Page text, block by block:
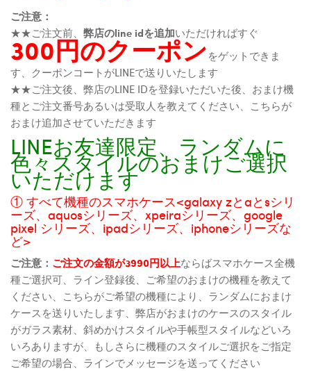
ご注意：
★★ご注文前、 弊店のline idを追加いただければすぐ
300円のクーポンをゲットできま
す、クーポンコートがLINEで送りいたします
★★ご注文後、弊店のLINE IDを登録いただいた後、おまけ機
種とご注文番号あるいは受取人を教えてください、こちらが
おまけ追加させていただきます
LINEお友達限定、ランダムに
色々スタイルのおまけご選択
いただけます
① すべて機種のスマホケース<galaxy zとaとsシリ
ーズ、aquosシリーズ、xpeiraシリーズ、google
pixel シリーズ、ipadシリーズ、iphoneシリーズな
ど>
ご注意： ご注文の金額が3990円以上ならばスマホケース全機
種ご選択可、ライン登録後、ご希望のおまけの機種を教えて
ください、こちらがご希望の機種により、ランダムにおまけ
ケースを送りいたします、弊店がおまけのケースのスタイル
がガラス素材、斜めかけスタイルや手帳型スタイルなどいろ
いろありますが、もしさらに機種のスタイルご選択をご指定
ご希望の場合、ラインでメッセージを送ってください